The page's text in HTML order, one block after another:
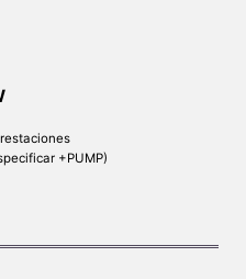
+PUMP)